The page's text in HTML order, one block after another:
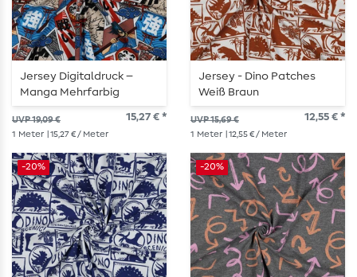
Jersey Digitaldruck –
Manga Mehrfarbig
UVP 19,09 € 15,27 € *
1 Meter | 15,27 € / Meter
Jersey - Dino Patches
Weiß Braun
UVP 15,69 € 12,55 € *
1 Meter | 12,55 € / Meter
-20% -20%